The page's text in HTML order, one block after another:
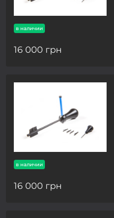
в наличии
16 000 грн
в наличии
16 000 грн